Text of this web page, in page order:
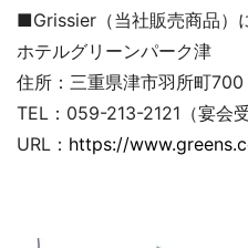
■Grissier（当社販売商品）
ホテルグリーンパーク津
住所：三重県津市羽所町
TEL：059-213-2121（宴会
URL： https://